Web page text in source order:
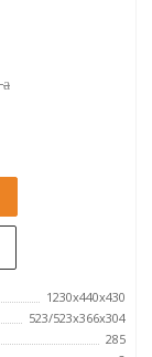
1230х440х430
523/523x366x304
285